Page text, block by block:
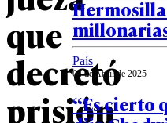
que
decretó
prisión
País
04 de Abril de 2025
“Es cierto